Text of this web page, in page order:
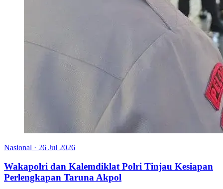
Nasional · 26 Jul 2026
Wakapolri dan Kalemdiklat Polri Tinjau Kesiapan
Perlengkapan Taruna Akpol